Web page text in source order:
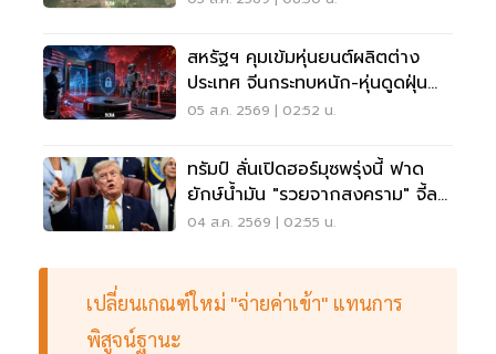
สหรัฐฯ คุมเข้มหุ่นยนต์ผลิตต่าง
ประเทศ จีนกระทบหนัก-หุ่นดูดฝุ่น
โดนด้วย
05 ส.ค. 2569 | 02:52 น.
ทรัมป์ ลั่นเปิดฮอร์มุซพรุ่งนี้ ฟาด
ยักษ์น้ำมัน "รวยจากสงคราม" จี้ลด
ราคาด่วน
04 ส.ค. 2569 | 02:55 น.
เปลี่ยนเกณฑ์ใหม่ "จ่ายค่าเข้า" แทนการ
พิสูจน์ฐานะ